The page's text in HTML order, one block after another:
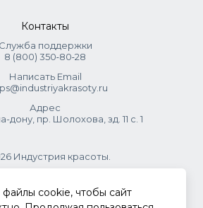
Контакты
Служба поддержки
8 (800) 350‑80‑28
Написать Email
Адрес
дону, пр. Шолохова, зд. 11 с. 1
Индустрия красоты.
.
cookie, чтобы сайт